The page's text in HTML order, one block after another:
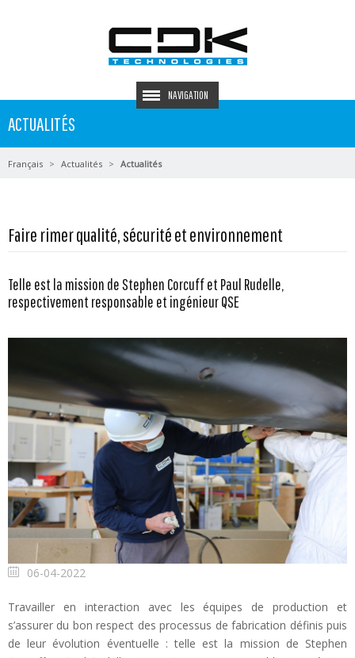
NAVIGATION
ACTUALITÉS
Français Actualités Actualités
Faire rimer qualité, sécurité et environnement
Telle est la mission de Stephen Corcuff et Paul Rudelle,
respectivement responsable et ingénieur QSE
06-04-2022
Travailler en interaction avec les équipes de production et
s’assurer du bon respect des processus de fabrication définis puis
de leur évolution éventuelle : telle est la mission de Stephen